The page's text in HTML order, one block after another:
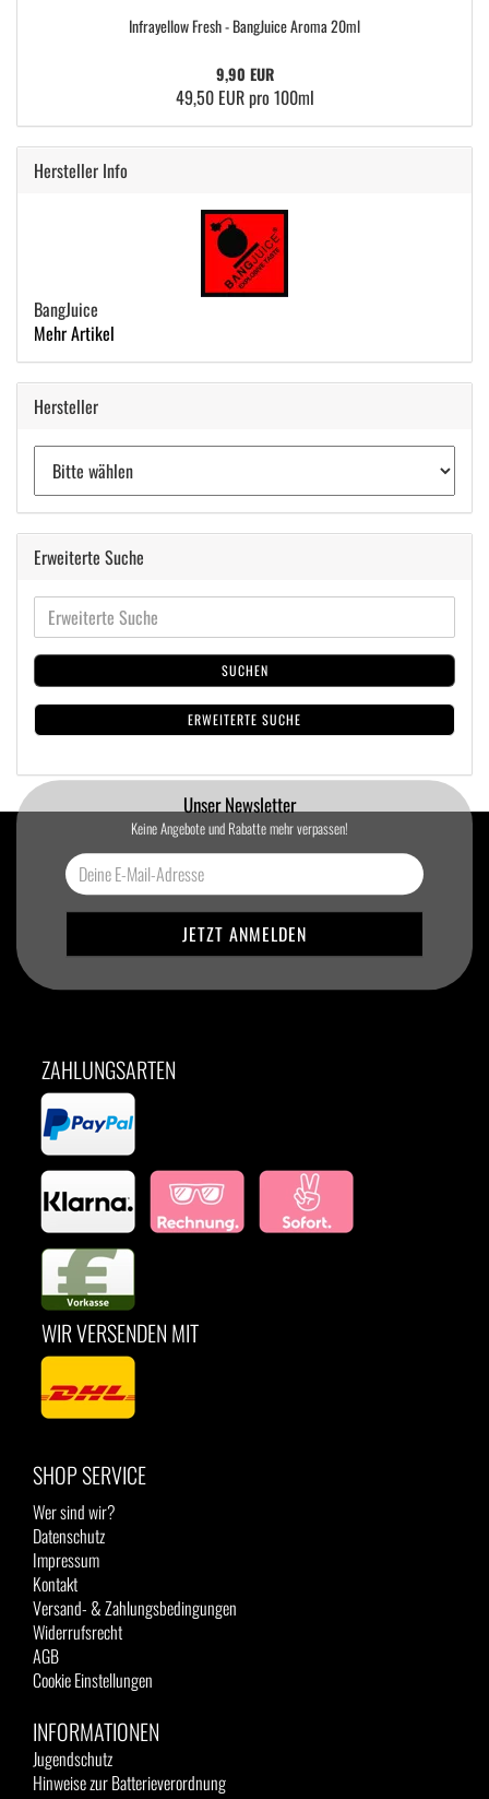
Infrayellow Fresh - BangJuice Aroma 20ml
9,90 EUR
49,50 EUR pro 100ml
Hersteller Info
BangJuice
Mehr Artikel
Hersteller
Erweiterte Suche
SUCHEN
ERWEITERTE SUCHE
Unser Newsletter
Keine Angebote und Rabatte mehr verpassen!
ZAHLUNGSARTEN
WIR VERSENDEN MIT
SHOP SERVICE
Wer sind wir?
Datenschutz
Impressum
Kontakt
Versand- & Zahlungsbedingungen
Widerrufsrecht
AGB
Cookie Einstellungen
INFORMATIONEN
Jugendschutz
Hinweise zur Batterieverordnung